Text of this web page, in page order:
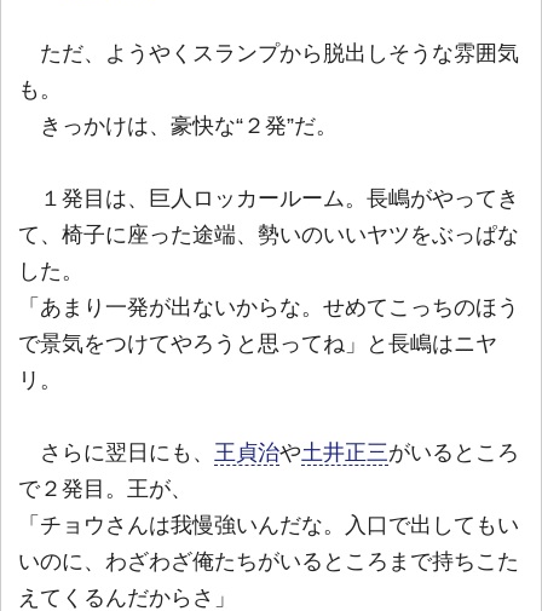
ただ、ようやくスランプから脱出しそうな雰囲気
も。
きっかけは、豪快な“２発”だ。
１発目は、巨人ロッカールーム。長嶋がやってき
て、椅子に座った途端、勢いのいいヤツをぶっぱな
した。
「あまり一発が出ないからな。せめてこっちのほう
で景気をつけてやろうと思ってね」と長嶋はニヤ
リ。
さらに翌日にも、 王貞治や土井正三がいるところ
で２発目。王が、
「チョウさんは我慢強いんだな。入口で出してもい
いのに、わざわざ俺たちがいるところまで持ちこた
えてくるんだからさ」